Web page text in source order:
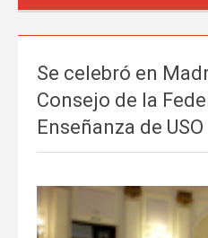
Se celebró en
Consejo de la
Enseñanza de USO